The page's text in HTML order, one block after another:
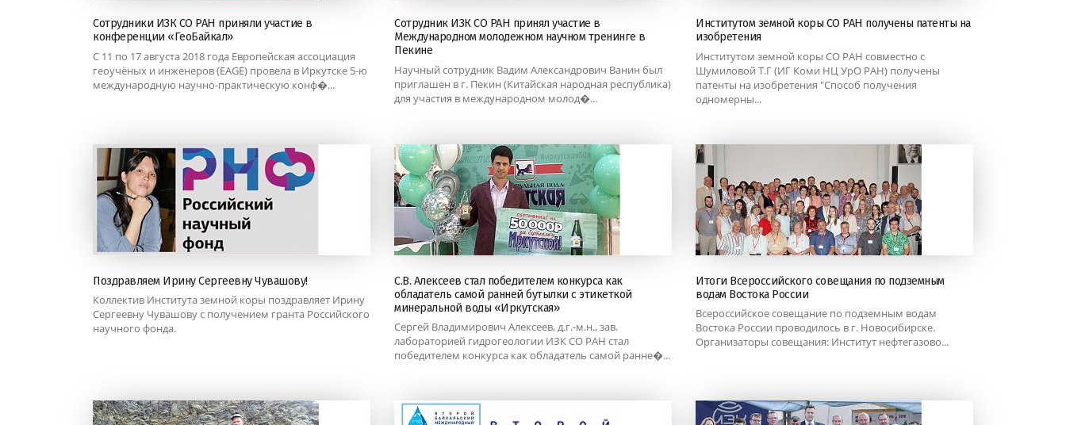
Сотрудники ИЗК СО РАН приняли участие в
конференции «ГеоБайкал»
С 11 по 17 августа 2018 года Европейская ассоциация
геоучёных и инженеров (EAGE) провела в Иркутске 5-ю
международную научно-практическую конф�...
Сотрудник ИЗК СО РАН принял участие в
Международном молодежном научном тренинге в
Пекине
Научный сотрудник Вадим Александрович Ванин был
приглашен в г. Пекин (Китайская народная республика)
для участия в международном молод�...
Институтом земной коры СО РАН получены патенты на
изобретения
Институтом земной коры СО РАН совместно с
Шумиловой Т.Г (ИГ Коми НЦ УрО РАН) получены
патенты на изобретения "Способ получения
одномерны...
Поздравляем Ирину Сергеевну Чувашову!
Коллектив Института земной коры поздравляет Ирину
Сергеевну Чувашову с получением гранта Российского
научного фонда.
С.В. Алексеев стал победителем конкурса как
обладатель самой ранней бутылки с этикеткой
минеральной воды «Иркутская»
Сергей Владимирович Алексеев, д.г.-м.н., зав.
лабораторией гидрогеологии ИЗК СО РАН стал
победителем конкурса как обладатель самой ранне�...
Итоги Всероссийского совещания по подземным
водам Востока России
Всероссийское совещание по подземным водам
Востока России проводилось в г. Новосибирске.
Организаторы совещания: Институт нефтегазово...